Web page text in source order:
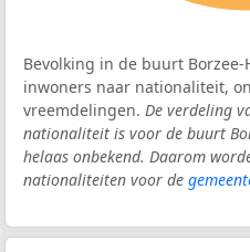
Bevolking in de buurt
inwoners naar nationaliteit,
vreemdelingen. De verdeling
nationaliteit is voor de buurt
helaas onbekend. Daarom
nationaliteiten voor de